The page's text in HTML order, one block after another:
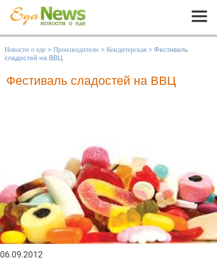
Меню
Новости о еде > Производители > Кондитерская > Фестиваль
сладостей на ВВЦ
Фестиваль сладостей на ВВЦ
06.09.2012